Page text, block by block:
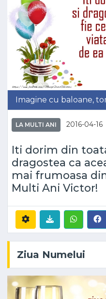
Imagine cu baloane,
LA MULTI ANI 2016-04-16
Iti dorim din
dragostea ca
mai frumoasa
Multi Ani Victor!
Ziua Numelui